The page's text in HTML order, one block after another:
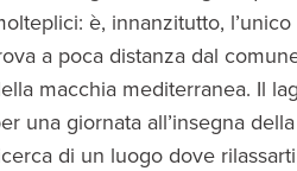
è, innanzitutto,
a poca distanza dal
macchia mediterranea. Il
una giornata all’insegna
di un luogo dove